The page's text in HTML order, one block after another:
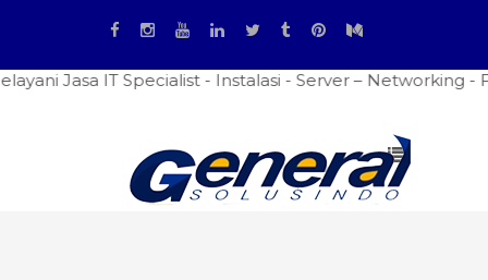
Specialist - Instalasi - Server – Networking - Firewall